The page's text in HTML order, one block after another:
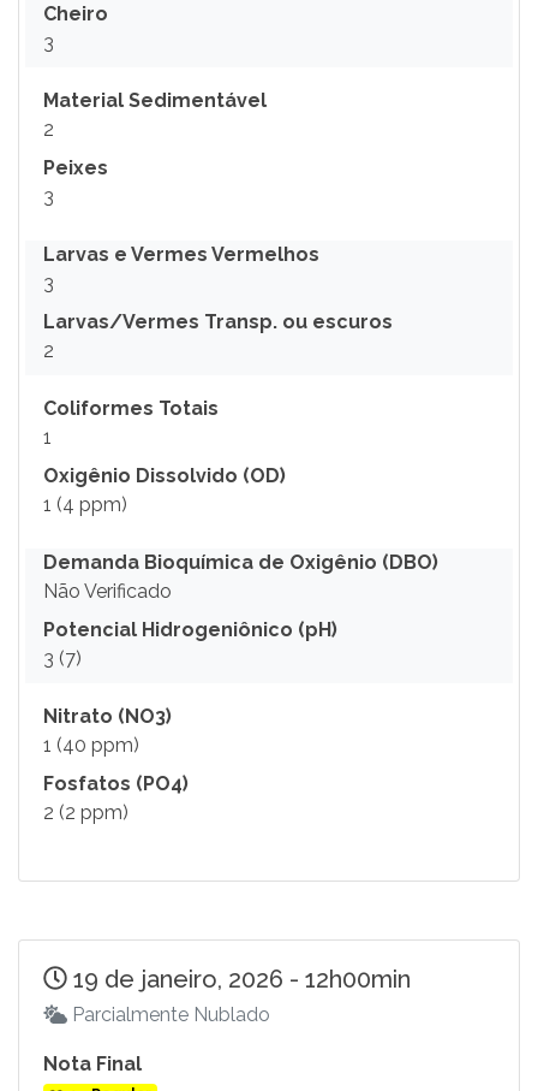
Cheiro
3
Material Sedimentável
2
Peixes
3
Larvas e Vermes Vermelhos
3
Larvas/Vermes Transp. ou escuros
2
Coliformes Totais
1
Oxigênio Dissolvido (OD)
1 (4 ppm)
Demanda Bioquímica de Oxigênio (DBO)
Não Verificado
Potencial Hidrogeniônico (pH)
3 (7)
Nitrato (NO3)
1 (40 ppm)
Fosfatos (PO4)
2 (2 ppm)
19 de janeiro, 2026 - 12h00min
Parcialmente Nublado
Nota Final